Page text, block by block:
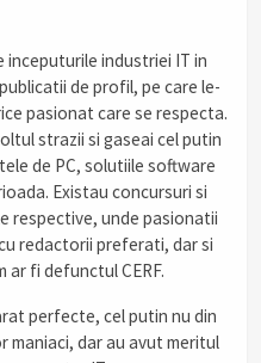
inceputurile industriei IT in
de profil, pe care le-
pasionat care se respecta.
strazii si gaseai cel putin
de PC, solutiile software
Existau concursuri si
respective, unde pasionatii
redactorii preferati, dar si
ar fi defunctul CERF.
perfecte, cel putin nu din
maniaci, dar au avut meritul